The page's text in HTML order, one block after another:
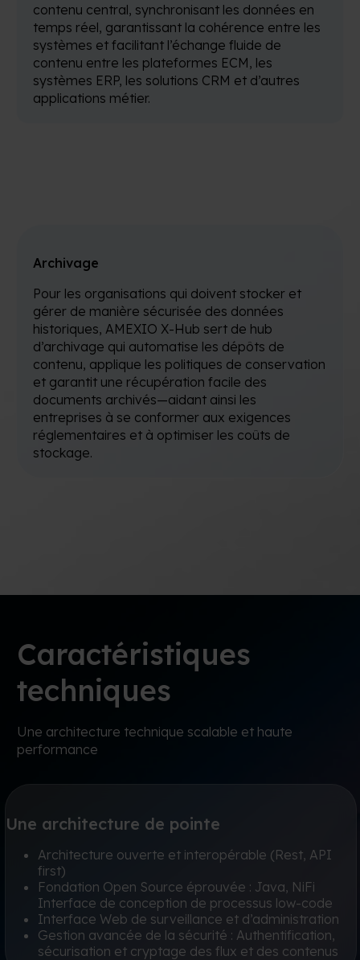
contenu central, synchronisant les données en
temps réel, garantissant la cohérence entre les
systèmes et facilitant l’échange fluide de
contenu entre les plateformes ECM, les
systèmes ERP, les solutions CRM et d’autres
applications métier.
Archivage
Pour les organisations qui doivent stocker et
gérer de manière sécurisée des données
historiques, AMEXIO X-Hub sert de hub
d’archivage qui automatise les dépôts de
contenu, applique les politiques de conservation
et garantit une récupération facile des
documents archivés—aidant ainsi les
entreprises à se conformer aux exigences
réglementaires et à optimiser les coûts de
stockage.
Caractéristiques
techniques
Une architecture technique scalable et haute
performance
Une architecture de pointe
Architecture ouverte et interopérable (Rest, API
first)
Fondation Open Source éprouvée : Java, NiFi
Interface de conception de processus low-code
Interface Web de surveillance et d’administration
Gestion avancée de la sécurité : Authentification,
sécurisation et cryptage des flux et des contenus